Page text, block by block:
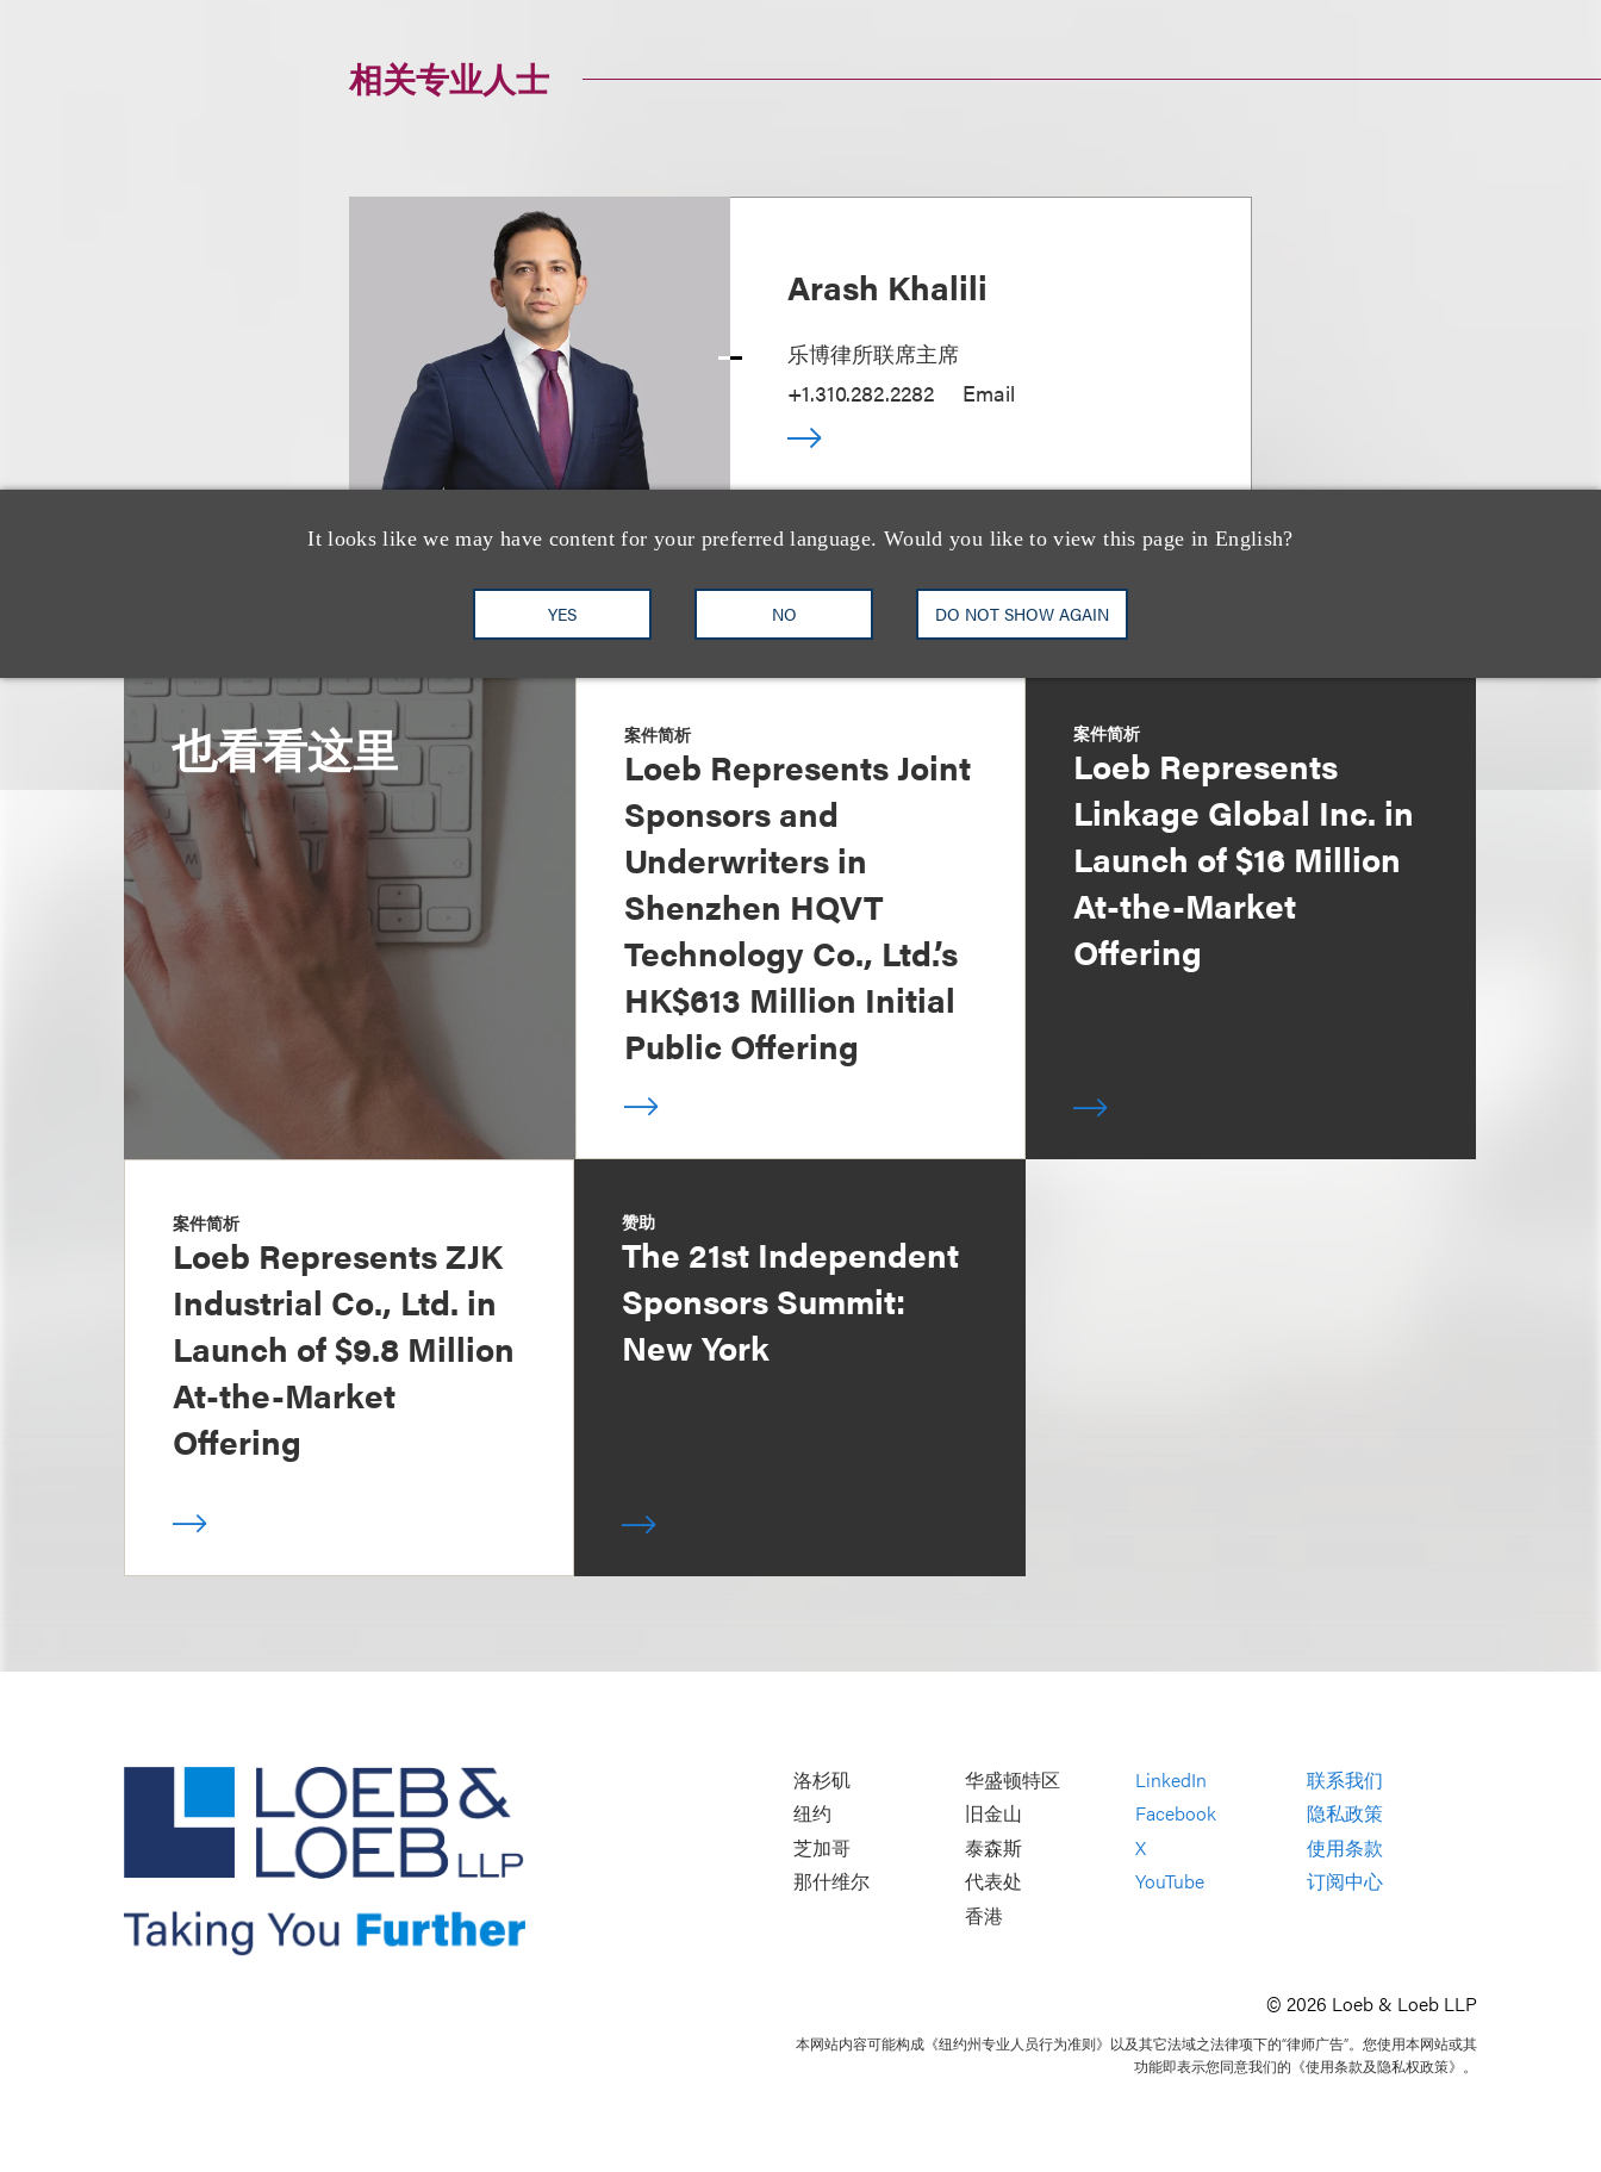
It looks like we may have content for your preferred language. Would you like to view this page in English?
YES NO DO NOT SHOW AGAIN
相关专业人士
Arash Khalili
乐博律所联席主席
+1.310.282.2282
Email
也看看这里 案件简析
Loeb Represents Joint
Sponsors and
Underwriters in
Shenzhen HQVT
Technology Co., Ltd.’s
HK$613 Million Initial
Public Offering
案件简析
Loeb Represents
Linkage Global Inc. in
Launch of $16 Million
At-the-Market
Offering
案件简析
Loeb Represents ZJK
Industrial Co., Ltd. in
Launch of $9.8 Million
At-the-Market
Offering
赞助
The 21st Independent
Sponsors Summit:
New York
洛杉矶
纽约
芝加哥
那什维尔
华盛顿特区
旧金山
泰森斯
代表处
香港
LinkedIn
Facebook
X
YouTube
联系我们
隐私政策
使用条款
订阅中心
© 2026 Loeb & Loeb LLP
本网站内容可能构成《纽约州专业人员行为准则》以及其它法域之法律项下的“律师广告”。您使用本网站或其
功能即表示您同意我们的《使用条款及隐私权政策》。